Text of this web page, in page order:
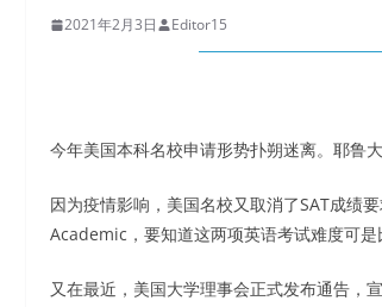
2021年2月3日 Editor15
今年美国本科名校申请形势扑朔迷离。耶鲁
因为疫情影响，美国名校又取消了SAT成绩
Academic，要知道这两项英语考试难度可是
又在最近，美国大学理事会正式发布通告，